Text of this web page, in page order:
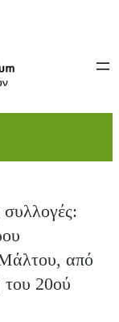
από
20ού